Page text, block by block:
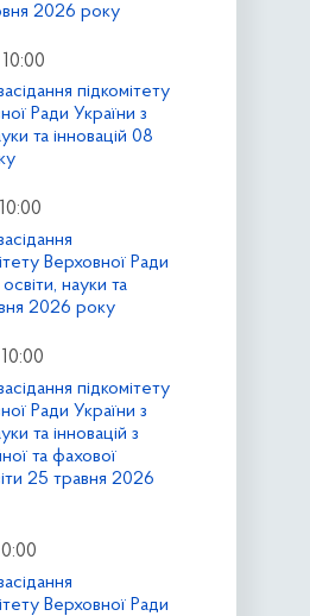
2026 року
підкомітету
Ради України з
та інновацій 08
Верховної Ради
науки та
2026 року
підкомітету
Ради України з
та інновацій з
та фахової
25 травня 2026
Верховної Ради